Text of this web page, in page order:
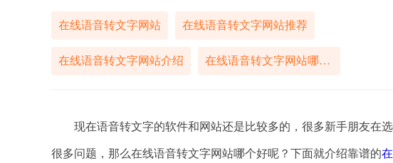
在线语音转文字网站 在线语音转文字网站推荐
在线语音转文字网站介绍 在线语音转文字网站哪个好
现在语音转文字的软件和网站还是比较多的，很多新手朋友在
很多问题，那么在线语音转文字网站哪个好呢？下面就介绍靠谱的